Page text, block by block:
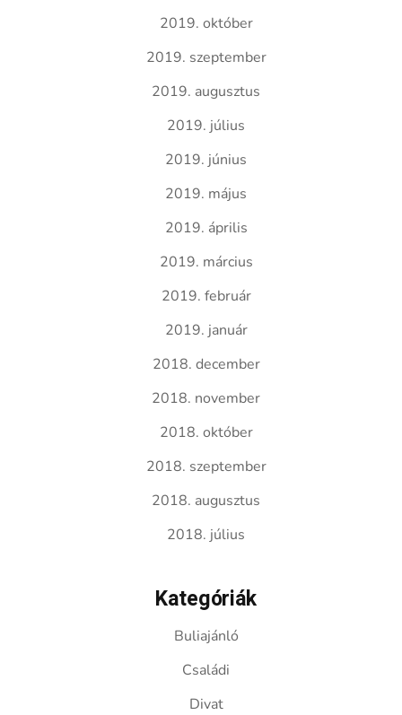
2019. október
2019. szeptember
2019. augusztus
2019. július
2019. június
2019. május
2019. április
2019. március
2019. február
2019. január
2018. december
2018. november
2018. október
2018. szeptember
2018. augusztus
2018. július
Kategóriák
Buliajánló
Családi
Divat